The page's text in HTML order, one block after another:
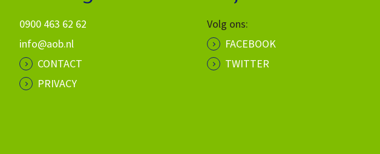
0900 463 62 62
info@aob.nl
CONTACT
PRIVACY
Volg ons:
FACEBOOK
TWITTER